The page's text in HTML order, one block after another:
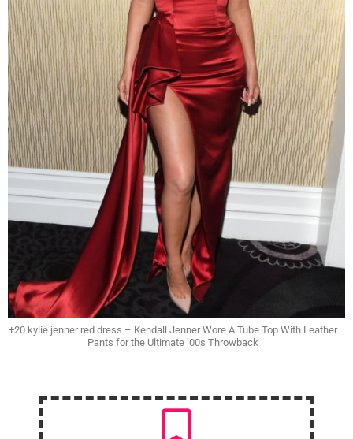
+20 kylie jenner red dress – Kendall Jenner Wore A Tube Top With Leather
Pants for the Ultimate ‘00s Throwback